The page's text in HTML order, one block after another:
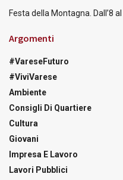
Festa della Montagna. Dall’8
Argomenti
#VareseFuturo
#ViviVarese
Ambiente
Consigli Di Quartiere
Cultura
Giovani
Impresa E Lavoro
Lavori Pubblici